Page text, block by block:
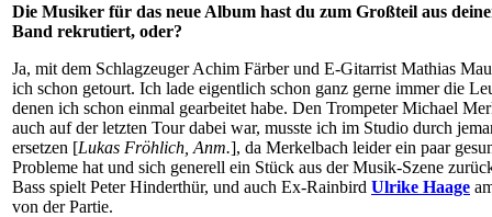
Die Musiker für das neue Album hast du zum Großteil aus
Band rekrutiert, oder?
Ja, mit dem Schlagzeuger Achim Färber und E-Gitarrist Mathias
ich schon getourt. Ich lade eigentlich schon ganz gerne immer die
denen ich schon einmal gearbeitet habe. Den Trompeter Michael
auch auf der letzten Tour dabei war, musste ich im Studio durch
ersetzen [Lukas Fröhlich, Anm.], da Merkelbach leider ein paar
Probleme hat und sich generell ein Stück aus der Musik-Szene
Bass spielt Peter Hinderthür, und auch Ex-Rainbird Ulrike Haage
von der Partie.